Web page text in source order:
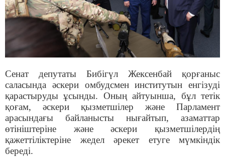
Сенат депутаты Бибігүл Жексенбай қорғаныс
саласында әскери омбудсмен институтын енгізуді
қарастыруды ұсынды. Оның айтуынша, бұл тетік
қоғам, әскери қызметшілер және Парламент
арасындағы байланысты нығайтып, азаматтар
өтініштеріне және әскери қызметшілердің
қажеттіліктеріне жедел әрекет етуге мүмкіндік
береді.